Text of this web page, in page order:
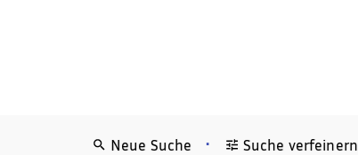
Neue Suche • Suche verfeinern